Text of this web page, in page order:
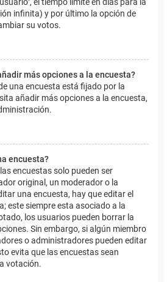
el tiempo límite en días para la
infinita) y por último la opción de
su votos.
más opciones a la encuesta?
una encuesta está fijado por la
añadir más opciones a la encuesta,
encuesta?
encuestas solo pueden ser
original, un moderador o la
una encuesta, hay que editar el
este siempre esta asociado a la
los usuarios pueden borrar la
Sin embargo, si algún miembro
o administradores pueden editar
evita que las encuestas sean
votación.